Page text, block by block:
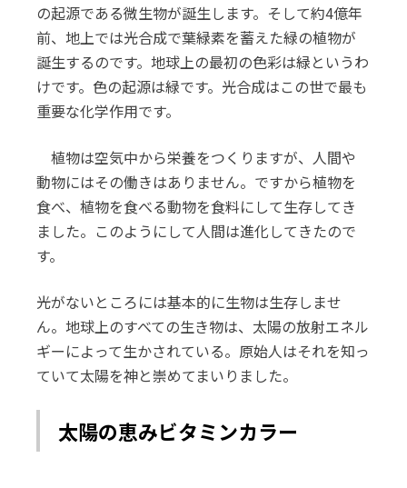
の起源である微生物が誕生します。そして約4億年
前、地上では光合成で葉緑素を蓄えた緑の植物が
誕生するのです。地球上の最初の色彩は緑というわ
けです。色の起源は緑です。光合成はこの世で最も
重要な化学作用です。
植物は空気中から栄養をつくりますが、人間や
動物にはその働きはありません。ですから植物を
食べ、植物を食べる動物を食料にして生存してき
ました。このようにして人間は進化してきたので
す。
光がないところには基本的に生物は生存しませ
ん。地球上のすべての生き物は、太陽の放射エネル
ギーによって生かされている。原始人はそれを知っ
ていて太陽を神と崇めてまいりました。
太陽の恵みビタミンカラー